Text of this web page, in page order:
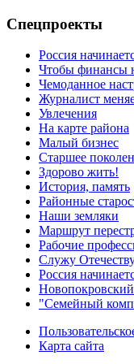
Спецпроекты
Россия
Чтобы финансы
Чемоданное
Журналист
Увлечения
На карте района
Малый бизнес
Старшее
Здорово жить!
История, память
Районные
Наши земляки
Маршрут
Рабочие
Служу
Россия
"Семейный
Карта сайта